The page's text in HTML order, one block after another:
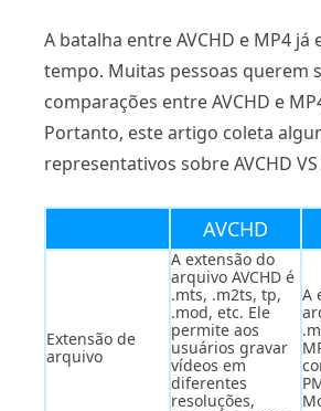
A batalha entre AVCHD e MP4 já
tempo. Muitas pessoas querem
comparações entre AVCHD e
Portanto, este artigo coleta
representativos sobre AVCHD VS
AVCHD
Extensão de
arquivo
A extensão do
arquivo AVCHD é
.mts, .m2ts, tp,
.mod, etc. Ele
permite aos
usuários gravar
vídeos em
diferentes
resoluções,
A